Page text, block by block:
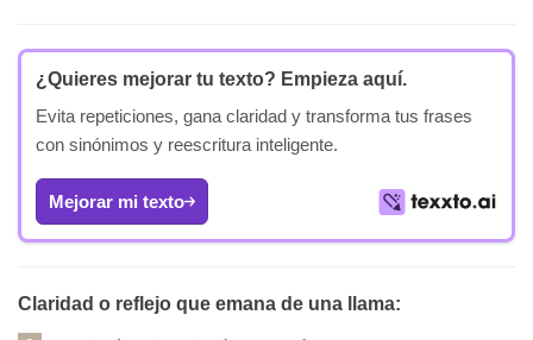
¿Quieres mejorar tu texto? Empieza aquí.
Evita repeticiones, gana claridad y transforma tus frases
con sinónimos y reescritura inteligente.
Mejorar mi texto
Claridad o reflejo que emana de una llama: